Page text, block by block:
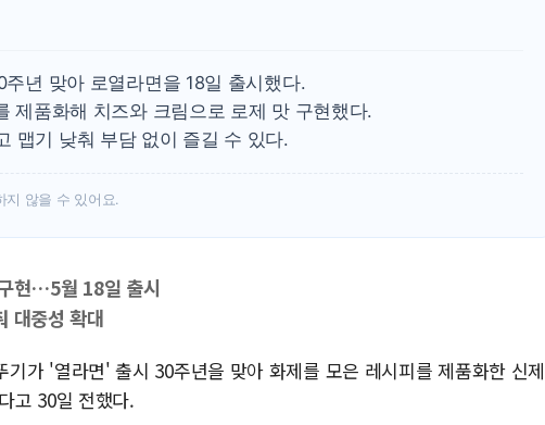
년 맞아 로열라면을 18일 출시했다.
제품화해 치즈와 크림으로 로제 맛 구현했다.
맵기 낮춰 부담 없이 즐길 수 있다.
지 않을 수 있어요.
현…5월 18일 출시
대중성 확대
가 '열라면' 출시 30주년을 맞아 화제를 모은 레시피를 제품화한 신제
고 30일 전했다.